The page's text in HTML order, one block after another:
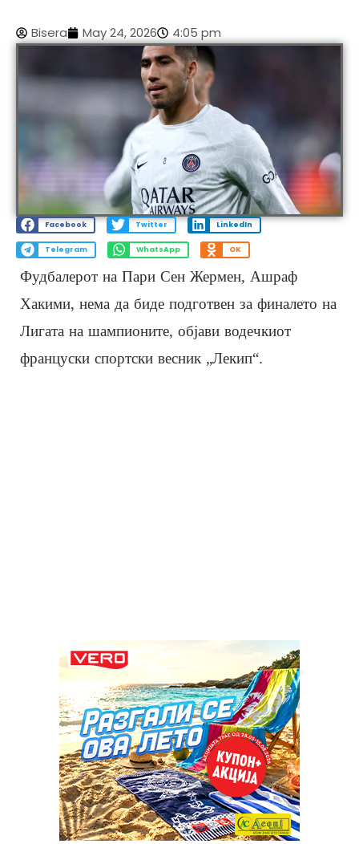
Bisera May 24, 2026 4:05 pm
Facebook Twitter LinkedIn
Telegram WhatsApp OK
Фудбалерот на Пари Сен Жермен, Ашраф
Хакими, нема да биде подготвен за финалето на
Лигата на шампионите, објави водечкиот
француски спортски весник „Лекип“.